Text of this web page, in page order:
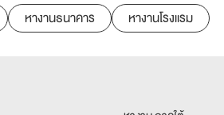
หางานธนาคาร หางานโรงแรม